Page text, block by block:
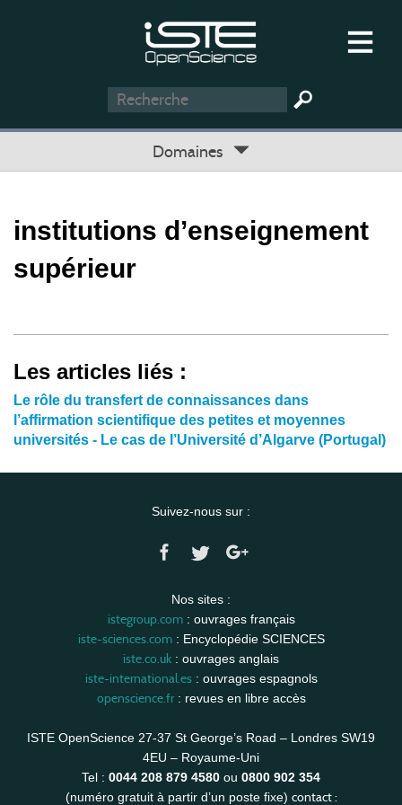
Domaines
institutions d’enseignement
supérieur
Les articles liés :
Le rôle du transfert de connaissances dans
l’affirmation scientifique des petites et moyennes
universités - Le cas de l’Université d’Algarve (Portugal)
Suivez-nous sur :
Nos sites :
istegroup.com: ouvrages français
iste-sciences.com: Encyclopédie SCIENCES
iste.co.uk : ouvrages anglais
iste-international.es: ouvrages espagnols
openscience.fr: revues en libre accès
ISTE OpenScience 27-37 St George’s Road – Londres SW19
4EU – Royaume-Uni
Tel : 0044 208 879 4580 ou 0800 902 354
(numéro gratuit à partir d’un poste fixe) contact :